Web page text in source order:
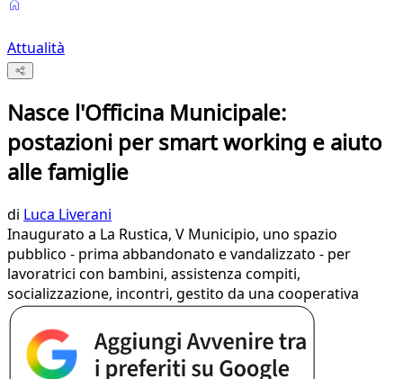
Attualità
Nasce l'Officina Municipale:
postazioni per smart working e aiuto
alle famiglie
di Luca Liverani
Inaugurato a La Rustica, V Municipio, uno spazio
pubblico - prima abbandonato e vandalizzato - per
lavoratrici con bambini, assistenza compiti,
socializzazione, incontri, gestito da una cooperativa